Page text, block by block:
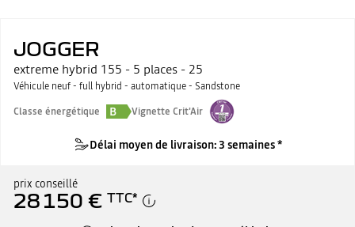
JOGGER
extreme hybrid 155 - 5 places - 25
Véhicule neuf - full hybrid - automatique - Sandstone
Classe énergétique
B Vignette Crit'Air
Délai moyen de livraison: 3 semaines *
prix conseillé
28 150 € TTC*